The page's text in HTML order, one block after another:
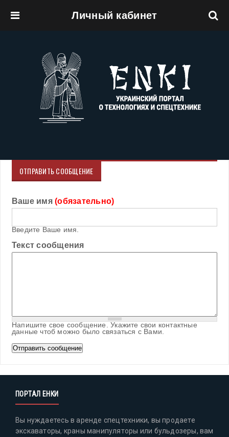
Личный кабинет
ОТПРАВИТЬ СООБЩЕНИЕ
Ваше имя(обязательно)
Введите Ваше имя.
Текст сообщения
Напишите свое сообщение. Укажите свои контактные
данные чтоб можно было связаться с Вами.
ПОРТАЛ ЕНКИ
Вы нуждаетесь в аренде спецтехники, вы продаете
экскаваторы, краны манипуляторы или бульдозеры, вам